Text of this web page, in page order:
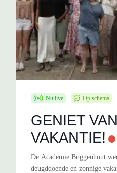
Nu live Op schema
GENIET
VAKANTIE!
De Academie Buggenhout
deugddoende en zonnige